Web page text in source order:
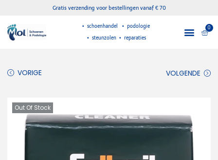
Gratis verzending voor bestellingen vanaf € 70
• schoenhandel • podologie
• steunzolen • reparaties
0
VORIGE VOLGENDE
Out Of Stock